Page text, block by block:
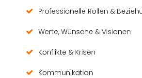
Professionelle Rollen &
Werte, Wünsche & Visionen
Konflikte & Krisen
Kommunikation